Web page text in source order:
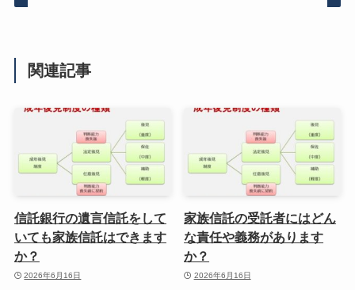
関連記事
信託銀行の遺言信託をして
いても家族信託はできます
か？
2026年6月16日
家族信託の受託者にはどん
な責任や義務があります
か？
2026年6月16日